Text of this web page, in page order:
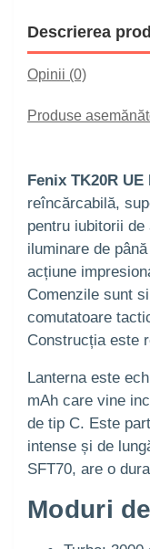
Descrierea
Opinii (0)
Produse
Fenix TK20R UE
reîncărcabilă,
pentru iubitorii
iluminare de
acțiune
Comenzile sunt
comutatoare
Construcția este
Lanterna este
mAh care vine
de tip C. Este
intense și de
SFT70, are o
Moduri